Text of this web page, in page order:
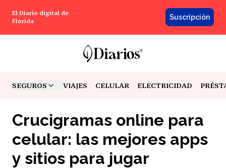
El Diario digital de
Florida
Suscripción
SEGUROS
TOGGLE MENUVIAJES CELULAR ELECTRICIDAD
Crucigramas online para
celular: las mejores apps
y sitios para jugar